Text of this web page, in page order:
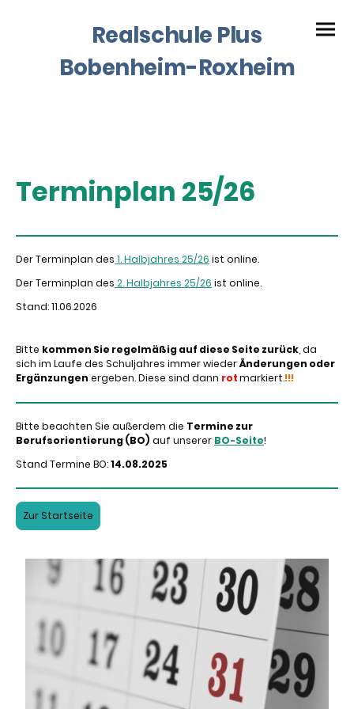
Realschule Plus
Bobenheim-Roxheim
Terminplan 25/26
Der Terminplan des 1. Halbjahres 25/26 ist online.
Der Terminplan des 2. Halbjahres 25/26 ist online.
Stand: 11.06.2026
Bitte kommen Sie regelmäßig auf diese Seite zurück , da
sich im Laufe des Schuljahres immer wiederÄnderungen oder
Ergänzungen ergeben. Diese sind dann rotmarkiert.!!!
Bitte beachten Sie außerdem die Termine zur
Berufsorientierung (BO)auf unserer BO-Seite!
Stand Termine BO:14.08.2025
Zur Startseite